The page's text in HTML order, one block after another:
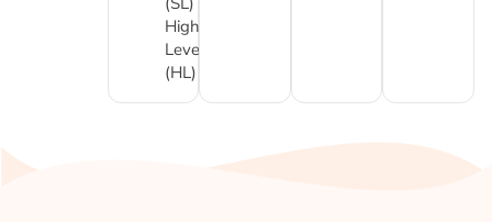
Higher
Level
(HL)